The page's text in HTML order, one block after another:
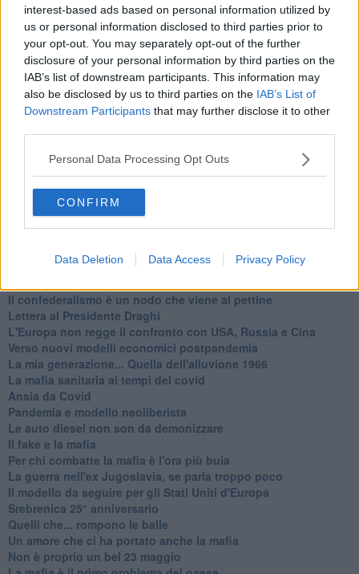
interest-based ads based on personal information utilized by
us or personal information disclosed to third parties prior to
your opt-out. You may separately opt-out of the further
disclosure of your personal information by third parties on the
IAB’s list of downstream participants. This information may
also be disclosed by us to third parties on the IAB’s List of
Downstream Participants that may further disclose it to other
Personal Data Processing Opt Outs
CONFIRM
Data Deletion Data Access Privacy Policy
Basta cliccareQUI
Ti potrebbe interessare anche:
Articoli dal Blog “Legalità e non solo” di Salvatore Calleri
Il “dopo” Matteo Messina Denaro
Vademecum antimafia per gli elettori
Toscana chiama Palermo
Serve un esercito europeo
I superbonus rischiano di favorire la mafia
Occorre potenziare il controllo del territorio
​Nuovi scenari narcos a Firenze?
Alla 'ndrangheta piace la Toscana
Siamo in una situazione di Red Alert
La chimera dell'esercito europeo
Politicamente scorrevole
Il confederalismo è un nodo che viene al pettine
Lettera al Presidente Draghi
L'Europa non regge il confronto con USA, Russia e Cina
Verso nuovi modelli economici postpandemia
​La mia generazione... Quella dell'alluvione 1966
​La mafia sanitaria ai tempi del covid
Ansia da Covid
Pandemia e modello neoliberista
Le auto diesel non son da demonizzare
​Il fake e la mafia
Per chi combatte la mafia è l'ora più buia
La guerra nell'ex Jugoslavia, se parla troppo poco
Il modello da seguire per gli Stati Uniti d'Europa
Srebrenica 25° anniversario
Quelli che... rompono le balle
Un amore che ci ha portato anche la mafia
Non è proprio un bel 23 maggio